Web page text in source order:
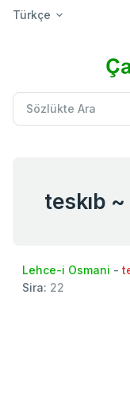
Türkçe
Lehce-i Osmani -
Sira: 22